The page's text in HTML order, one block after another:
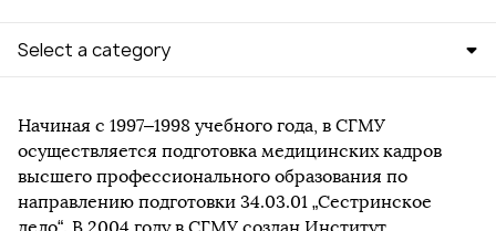
Select a category
Начиная с 1997–1998 учебного года, в СГМУ
осуществляется подготовка медицинских кадров
высшего профессионального образования по
направлению подготовки 34.03.01 „Сестринское